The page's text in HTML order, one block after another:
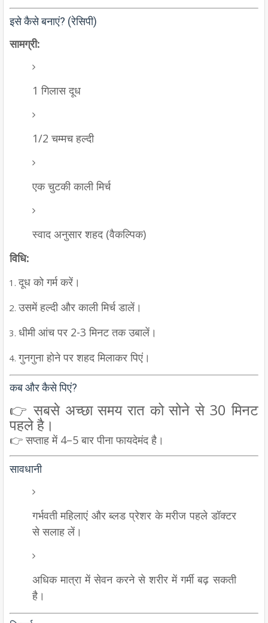
इसे कैसे बनाएं? (रेसिपी)
सामग्री:
1 गिलास दूध
1/2 चम्मच हल्दी
एक चुटकी काली मिर्च
स्वाद अनुसार शहद (वैकल्पिक)
विधि:
दूध को गर्म करें।
उसमें हल्दी और काली मिर्च डालें।
धीमी आंच पर 2-3 मिनट तक उबालें।
गुनगुना होने पर शहद मिलाकर पिएं।
कब और कैसे पिएं?
👉 सबसे अच्छा समय रात को सोने से 30 मिनट
पहले है।
👉 सप्ताह में 4–5 बार पीना फायदेमंद है।
सावधानी
गर्भवती महिलाएं और ब्लड प्रेशर के मरीज पहले डॉक्टर
से सलाह लें।
अधिक मात्रा में सेवन करने से शरीर में गर्मी बढ़ सकती
है।